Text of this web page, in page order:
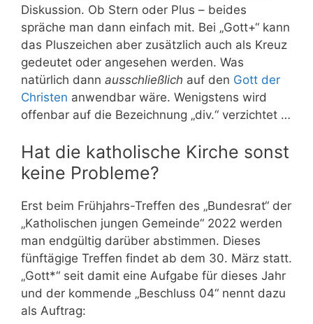
Diskussion. Ob Stern oder Plus – beides
spräche man dann einfach mit. Bei „Gott+“ kann
das Pluszeichen aber zusätzlich auch als Kreuz
gedeutet oder angesehen werden. Was
natürlich dann ausschließlich auf den Gott der
Christen anwendbar wäre. Wenigstens wird
offenbar auf die Bezeichnung „div.“ verzichtet …
Hat die katholische Kirche sonst
keine Probleme?
Erst beim Frühjahrs-Treffen des „Bundesrat“ der
„Katholischen jungen Gemeinde“ 2022 werden
man endgültig darüber abstimmen. Dieses
fünftägige Treffen findet ab dem 30. März statt.
„Gott*“ seit damit eine Aufgabe für dieses Jahr
und der kommende „Beschluss 04“ nennt dazu
als Auftrag: